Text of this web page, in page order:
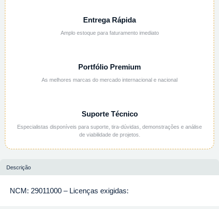
Entrega Rápida
Amplo estoque para faturamento imediato
Portfólio Premium
As melhores marcas do mercado internacional e nacional
Suporte Técnico
Especialistas disponíveis para suporte, tira-dúvidas, demonstrações e análise
de viabilidade de projetos.
Descrição
NCM: 29011000 – Licenças exigidas: